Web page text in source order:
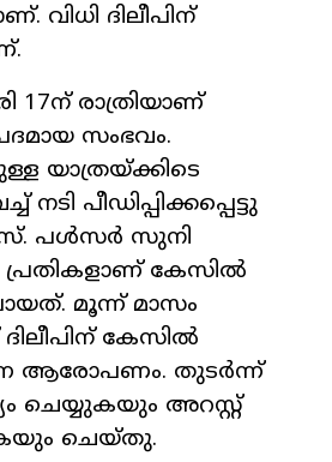
വിധി ദിലീപിന്
17ന് രാത്രിയാണ്
സംഭവം.
യാത്രയ്ക്കിടെ
പീഡിപ്പിക്കപ്പെട്ടു
പള്‍സര്‍ സുനി
പ്രതികളാണ് കേസില്‍
മൂന്ന് മാസം
കേസില്‍
ആരോപണം. തുടര്‍ന്ന്
ചെയ്യുകയും അറസ്റ്റ്
ചെയ്തു.